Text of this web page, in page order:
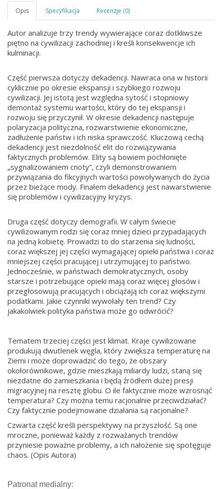
Autor analizuje trzy trendy wywierające coraz dotkliwsze
piętno na cywilizacji zachodniej i kreśli konsekwencje ich
kulminacji.
Część pierwsza dotyczy dekadencji. Nawraca ona w historii
cyklicznie po okresie ekspansji i szybkiego rozwoju
cywilizacji. Jej istotą jest względna sytość i stopniowy
demontaż systemu wartości, który do tej ekspansji i
rozwoju się przyczynił. W okresie dekadencji następuje
polaryzacja polityczna, rozwarstwienie ekonomiczne,
zadłużenie państw i ich niska sprawczość. Kluczową cechą
dekadencji jest niezdolność elit do rozwiązywania
faktycznych problemów. Elity są bowiem pochłonięte
„sygnalizowaniem cnoty”, czyli demonstrowaniem
przywiązania do fikcyjnych wartości powoływanych do życia
przez bieżące mody. Finałem dekadencji jest nawarstwienie
się problemów i cywilizacyjny kryzys.
Druga część dotyczy demografii. W całym świecie
cywilizowanym rodzi się coraz mniej dzieci przypadających
na jedną kobietę. Prowadzi to do starzenia się ludności,
coraz większej jej części wymagającej opieki państwa i coraz
mniejszej części pracującej i utrzymującej to państwo.
Jednocześnie, w państwach demokratycznych, osoby
starsze i potrzebujące opieki mają coraz więcej głosów i
przegłosowują pracujących i obciążają ich coraz większymi
podatkami. Jakie czynniki wywołały ten trend? Czy
jakakolwiek polityka państwa może go odwrócić?
Tematem trzeciej części jest klimat. Kraje cywilizowane
produkują dwutlenek węgla, który zwiększa temperaturę na
Ziemi i może doprowadzić do tego, że obszary
okołorównikowe, gdzie mieszkają miliardy ludzi, staną się
niezdatne do zamieszkania i będą źródłem dużej presji
migracyjnej na resztę globu. O ile faktycznie może wzrosnąć
temperatura? Czy można temu racjonalnie przeciwdziałać?
Czy faktycznie podejmowane działania są racjonalne?
Czwarta część kreśli perspektywy na przyszłość. Są one
mroczne, ponieważ każdy z rozważanych trendów
przyniesie poważne problemy, a ich nałożenie się spotęguje
chaos. (Opis Autora)
Patronat medialny: